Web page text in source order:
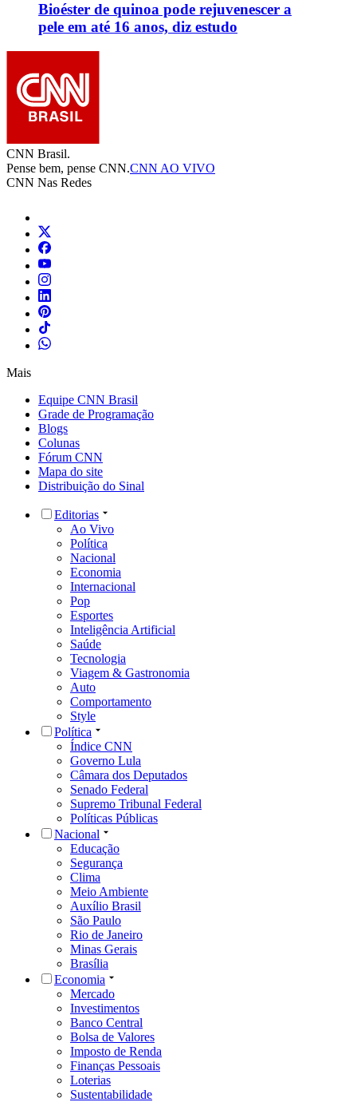
Bioéster de quinoa pode rejuvenescer a
pele em até 16 anos, diz estudo
CNN Brasil.
Pense bem, pense CNN.CNN AO VIVO
CNN Nas Redes
Mais
Equipe CNN Brasil
Grade de Programação
Blogs
Colunas
Fórum CNN
Mapa do site
Distribuição do Sinal
Editorias
Ao Vivo
Política
Nacional
Economia
Internacional
Pop
Esportes
Inteligência Artificial
Saúde
Tecnologia
Viagem & Gastronomia
Auto
Comportamento
Style
Política
Índice CNN
Governo Lula
Câmara dos Deputados
Senado Federal
Supremo Tribunal Federal
Políticas Públicas
Nacional
Educação
Segurança
Clima
Meio Ambiente
Auxílio Brasil
São Paulo
Rio de Janeiro
Minas Gerais
Brasília
Economia
Mercado
Investimentos
Banco Central
Bolsa de Valores
Imposto de Renda
Finanças Pessoais
Loterias
Sustentabilidade